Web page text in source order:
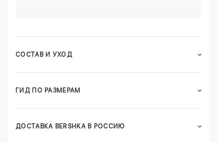
СОСТАВ И УХОД
ГИД ПО РАЗМЕРАМ
ДОСТАВКА BERSHKA В РОССИЮ